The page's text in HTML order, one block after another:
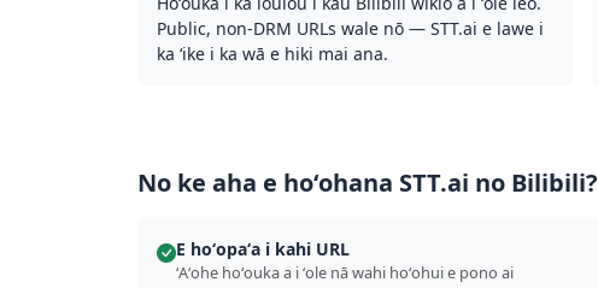
Public, non-DRM URLs wale nō — STT.ai e lawe i
ka ʻike i ka wā e hiki mai ana.
No ke aha e hoʻohana STT.ai no Bilibili?
E hoʻopaʻa i kahi URL
ʻAʻohe hoʻouka a i ʻole nā ​​wahi hoʻohui e pono ai